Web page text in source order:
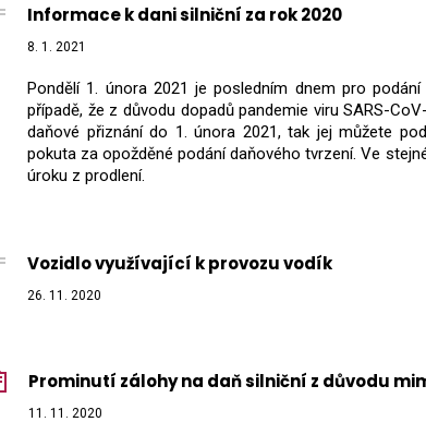
Informace k dani silniční za rok 2020
8. 1. 2021
Pondělí 1. února 2021 je posledním dnem pro
případě, že z důvodu dopadů pandemie viru SARS-
daňové přiznání do 1. února 2021, tak jej můžete
pokuta za opožděné podání daňového tvrzení. Ve
úroku z prodlení.
Vozidlo využívající k provozu vodík
26. 11. 2020
Prominutí zálohy na daň silniční z důvodu
11. 11. 2020